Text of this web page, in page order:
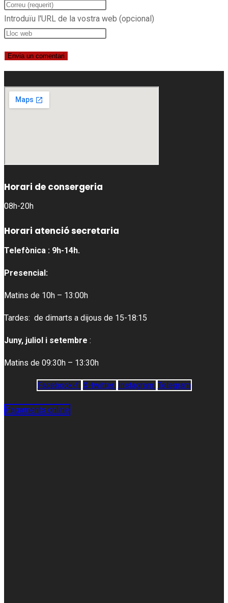
Introduïu l'URL de la vostra web (opcional)
Horari de consergeria
08h-20h
Horari atenció secretaria
Telefònica : 9h-14h.
Presencial:
Matins de 10h – 13:00h
Tardes: de dimarts a dijous de 15-18:15
Juny, juliol i setembre :
Matins de 09:30h – 13:30h
Facebook-f X-twitter Instagram Telegram
Pagaments online